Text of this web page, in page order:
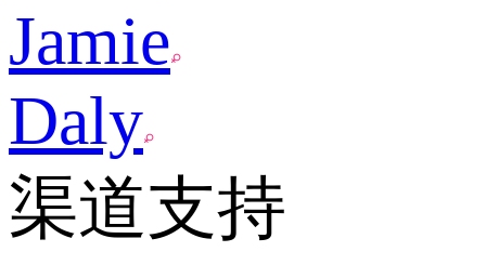
Jamie
Daly
渠道支持